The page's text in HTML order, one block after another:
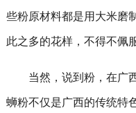
些粉原材料都是用大米磨
此之多的花样，不得不佩
当然，说到粉，在广
蛳粉不仅是广西的传统特